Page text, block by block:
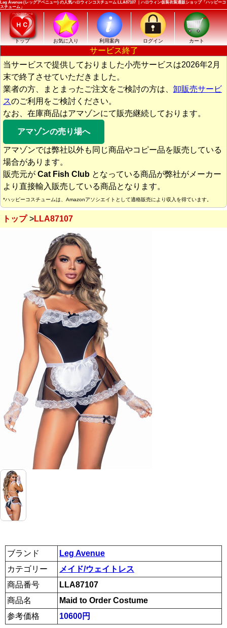
Leg Avenue (レッグアベニュー) の人気ハロウィンコスチューム LLA87107 ｜ハロウィン仮装衣装通販ショップ「ハッピーコ
スチューム」
トップ お気に入り 利用案内 ログイン カート
サービス終了
当サービスで提供しておりました小売サービスは2026年2月
末で終了させていただきました。
業者の方、まとまったご注文をご検討の方は、 卸販売サービ
スのご利用をご検討ください。
なお、在庫商品はアマゾンにて販売継続しております。
アマゾンの売り場へ
アマゾンでは弊社以外も同じ商品やコピー品を販売している
場合があります。
販売元が Cat Fish Club となっている商品が弊社がメーカー
より直接輸入販売している商品となります。
*ハッピーコスチュームは、Amazonアソシエイトとして適格販売により収入を得ています。
トップ LLA87107
ブランド
Leg Avenue
カテゴリー
メイド/ウェイトレス
商品番号
LLA87107
商品名
Maid to Order Costume
参考価格
10600円